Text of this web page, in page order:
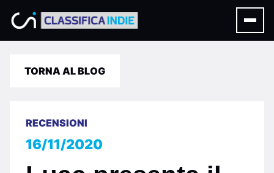
TORNA AL BLOG
RECENSIONI
16/11/2020